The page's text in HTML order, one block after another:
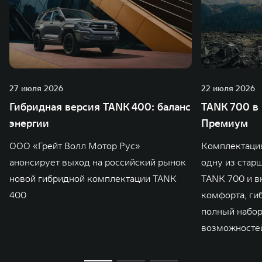
27 июля 2026
Гибридная версия TANK 400: баланс
энергии
ООО «Грейт Волл Мотор Рус»
анонсирует выход на российский рынок
новой гибридной комплектации TANK
400
22 июля 2026
TANK 700 в
Премиум
одну из
TANK 700 и
комфорта,
полный